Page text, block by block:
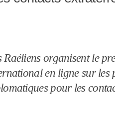
Raéliens organisent le
en ligne sur les
pour les